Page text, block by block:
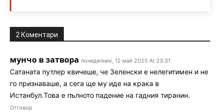
2 Коментари
мунчо в затвора понеделник, 12 май 2025 At 23:31
Сатаната путлер квичеше, че Зеленски е нелегитимен и не
го признаваше, а сега ще му иде на крака в
Истанбул.Това е пълното падение на гадния тиранин.
Отговор